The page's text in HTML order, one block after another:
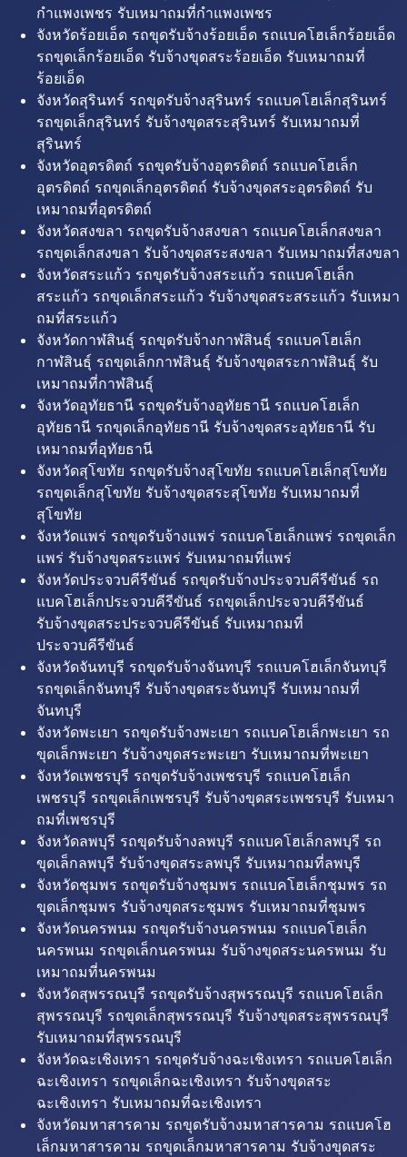
กำแพงเพชร รับเหมาถมที่กำแพงเพชร
จังหวัดร้อยเอ็ด รถขุดรับจ้างร้อยเอ็ด รถแบคโฮเล็กร้อยเอ็ด
รถขุดเล็กร้อยเอ็ด รับจ้างขุดสระร้อยเอ็ด รับเหมาถมที่
ร้อยเอ็ด
จังหวัดสุรินทร์ รถขุดรับจ้างสุรินทร์ รถแบคโฮเล็กสุรินทร์
รถขุดเล็กสุรินทร์ รับจ้างขุดสระสุรินทร์ รับเหมาถมที่
สุรินทร์
จังหวัดอุตรดิตถ์ รถขุดรับจ้างอุตรดิตถ์ รถแบคโฮเล็ก
อุตรดิตถ์ รถขุดเล็กอุตรดิตถ์ รับจ้างขุดสระอุตรดิตถ์ รับ
เหมาถมที่อุตรดิตถ์
จังหวัดสงขลา รถขุดรับจ้างสงขลา รถแบคโฮเล็กสงขลา
รถขุดเล็กสงขลา รับจ้างขุดสระสงขลา รับเหมาถมที่สงขลา
จังหวัดสระแก้ว รถขุดรับจ้างสระแก้ว รถแบคโฮเล็ก
สระแก้ว รถขุดเล็กสระแก้ว รับจ้างขุดสระสระแก้ว รับเหมา
ถมที่สระแก้ว
จังหวัดกาฬสินธุ์ รถขุดรับจ้างกาฬสินธุ์ รถแบคโฮเล็ก
กาฬสินธุ์ รถขุดเล็กกาฬสินธุ์ รับจ้างขุดสระกาฬสินธุ์ รับ
เหมาถมที่กาฬสินธุ์
จังหวัดอุทัยธานี รถขุดรับจ้างอุทัยธานี รถแบคโฮเล็ก
อุทัยธานี รถขุดเล็กอุทัยธานี รับจ้างขุดสระอุทัยธานี รับ
เหมาถมที่อุทัยธานี
จังหวัดสุโขทัย รถขุดรับจ้างสุโขทัย รถแบคโฮเล็กสุโขทัย
รถขุดเล็กสุโขทัย รับจ้างขุดสระสุโขทัย รับเหมาถมที่
สุโขทัย
จังหวัดแพร่ รถขุดรับจ้างแพร่ รถแบคโฮเล็กแพร่ รถขุดเล็ก
แพร่ รับจ้างขุดสระแพร่ รับเหมาถมที่แพร่
จังหวัดประจวบคีรีขันธ์ รถขุดรับจ้างประจวบคีรีขันธ์ รถ
แบคโฮเล็กประจวบคีรีขันธ์ รถขุดเล็กประจวบคีรีขันธ์
รับจ้างขุดสระประจวบคีรีขันธ์ รับเหมาถมที่
ประจวบคีรีขันธ์
จังหวัดจันทบุรี รถขุดรับจ้างจันทบุรี รถแบคโฮเล็กจันทบุรี
รถขุดเล็กจันทบุรี รับจ้างขุดสระจันทบุรี รับเหมาถมที่
จันทบุรี
จังหวัดพะเยา รถขุดรับจ้างพะเยา รถแบคโฮเล็กพะเยา รถ
ขุดเล็กพะเยา รับจ้างขุดสระพะเยา รับเหมาถมที่พะเยา
จังหวัดเพชรบุรี รถขุดรับจ้างเพชรบุรี รถแบคโฮเล็ก
เพชรบุรี รถขุดเล็กเพชรบุรี รับจ้างขุดสระเพชรบุรี รับเหมา
ถมที่เพชรบุรี
จังหวัดลพบุรี รถขุดรับจ้างลพบุรี รถแบคโฮเล็กลพบุรี รถ
ขุดเล็กลพบุรี รับจ้างขุดสระลพบุรี รับเหมาถมที่ลพบุรี
จังหวัดชุมพร รถขุดรับจ้างชุมพร รถแบคโฮเล็กชุมพร รถ
ขุดเล็กชุมพร รับจ้างขุดสระชุมพร รับเหมาถมที่ชุมพร
จังหวัดนครพนม รถขุดรับจ้างนครพนม รถแบคโฮเล็ก
นครพนม รถขุดเล็กนครพนม รับจ้างขุดสระนครพนม รับ
เหมาถมที่นครพนม
จังหวัดสุพรรณบุรี รถขุดรับจ้างสุพรรณบุรี รถแบคโฮเล็ก
สุพรรณบุรี รถขุดเล็กสุพรรณบุรี รับจ้างขุดสระสุพรรณบุรี
รับเหมาถมที่สุพรรณบุรี
จังหวัดฉะเชิงเทรา รถขุดรับจ้างฉะเชิงเทรา รถแบคโฮเล็ก
ฉะเชิงเทรา รถขุดเล็กฉะเชิงเทรา รับจ้างขุดสระ
ฉะเชิงเทรา รับเหมาถมที่ฉะเชิงเทรา
จังหวัดมหาสารคาม รถขุดรับจ้างมหาสารคาม รถแบคโฮ
เล็กมหาสารคาม รถขุดเล็กมหาสารคาม รับจ้างขุดสระ